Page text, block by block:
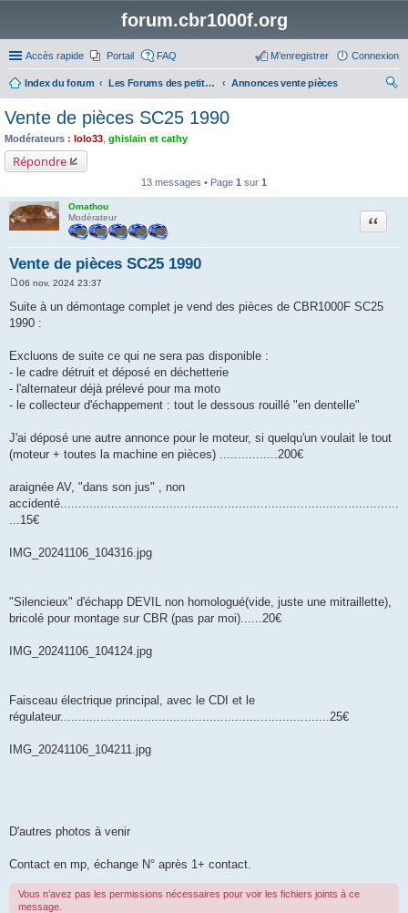
forum.cbr1000f.org
Accès rapide Portail FAQ Connexion
M’enregistrer
Index du forum Les Forums des petites annonces
Annonces vente pièces
Vente de pièces SC25 1990
Modérateurs : lolo33 ghislain et cathy
Répondre
13 messages • Page 1 sur 1
Omathou
Modérateur
Vente de pièces SC25 1990
Citation
e
s
s
e
06 nov. 2024 23:37
Suite à un démontage complet je vend des pièces de CBR1000F SC25
1990 :
Excluons de suite ce qui ne sera pas disponible :
- le cadre détruit et déposé en déchetterie
- l'alternateur déjà prélevé pour ma moto
- le collecteur d'échappement : tout le dessous rouillé "en dentelle"
J'ai déposé une autre annonce pour le moteur, si quelqu'un voulait le tout
(moteur + toutes la machine en pièces) ................200€
araignée AV, "dans son jus" , non
accidenté.............................................................................................
...15€
IMG_20241106_104316.jpg
"Silencieux" d'échapp DEVIL non homologué(vide, juste une mitraillette),
bricolé pour montage sur CBR (pas par moi)......20€
IMG_20241106_104124.jpg
Faisceau électrique principal, avec le CDI et le
régulateur..........................................................................25€
IMG_20241106_104211.jpg
D'autres photos à venir
Contact en mp, échange N° après 1+ contact.
Vous n’avez pas les permissions nécessaires pour voir les fichiers joints à ce
message.